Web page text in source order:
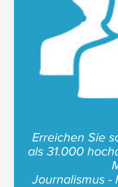
Erreichen Sie
als 31.000
Journalismus -